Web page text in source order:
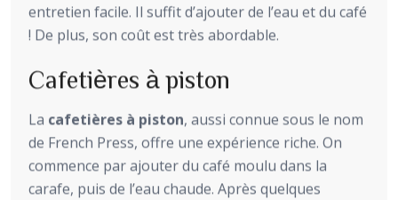
entretien facile. Il suffit d’ajouter de l’eau et du café
! De plus, son coût est très abordable.
Cafetières à piston
La cafetières à piston, aussi connue sous le nom
de French Press, offre une expérience riche. On
commence par ajouter du café moulu dans la
carafe, puis de l’eau chaude. Après quelques